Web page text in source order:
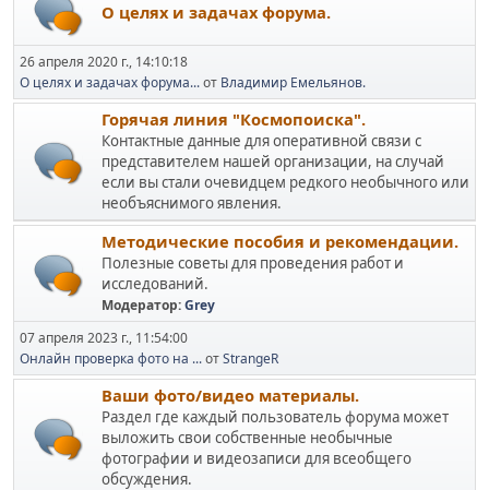
О целях и задачах форума.
26 апреля 2020 г., 14:10:18
О целях и задачах форума...от Владимир Емельянов.
Горячая линия "Космопоиска".
Контактные данные для оперативной связи с
представителем нашей организации, на случай
если вы стали очевидцем редкого необычного или
необъяснимого явления.
Методические пособия и рекомендации.
Полезные советы для проведения работ и
исследований.
Модератор:Grey
07 апреля 2023 г., 11:54:00
Онлайн проверка фото на ...отStrangeR
Ваши фото/видео материалы.
Раздел где каждый пользователь форума может
выложить свои собственные необычные
фотографии и видеозаписи для всеобщего
обсуждения.